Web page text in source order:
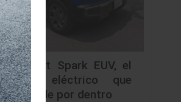
Chevrolet Spark EUV, el
urbano eléctrico que
sorprende por dentro